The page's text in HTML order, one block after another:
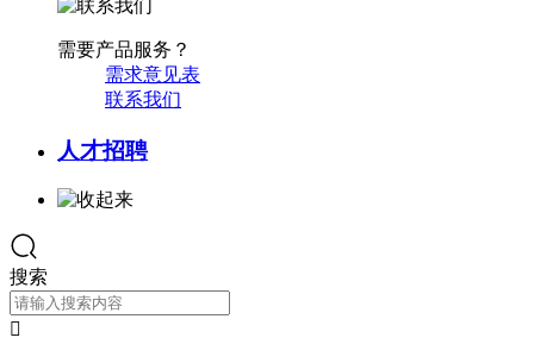
需要产品服务？
需求意见表
联系我们
人才招聘
搜索
